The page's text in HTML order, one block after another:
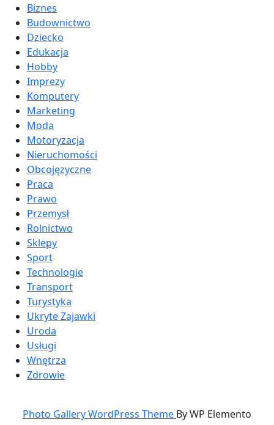
Biznes
Budownictwo
Dziecko
Edukacja
Hobby
Imprezy
Komputery
Marketing
Moda
Motoryzacja
Nieruchomości
Obcojęzyczne
Praca
Prawo
Przemysł
Rolnictwo
Sklepy
Sport
Technologie
Transport
Turystyka
Ukryte Zajawki
Uroda
Usługi
Wnętrza
Zdrowie
Photo Gallery WordPress Theme By WP Elemento